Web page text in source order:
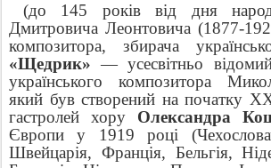
(до 145 років від дня
Дмитровича Леонтовича (1877-
композитора, збирача
«Щедрик» — усесвітньо
українського композитора
який був створений на початку
гастролей хору Олександра
Європи у 1919 році
Швейцарія, Франція, Бельгія,